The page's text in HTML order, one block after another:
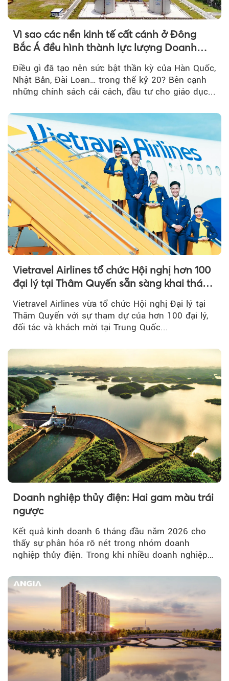
Vì sao các nền kinh tế cất cánh ở Đông
Bắc Á đều hình thành lực lượng Doanh
Điều gì đã tạo nên sức bật thần kỳ của Hàn Quốc,
Nhật Bản, Đài Loan… trong thế kỷ 20? Bên cạnh
những chính sách cải cách, đầu tư cho giáo dục...
Vietravel Airlines tổ chức Hội nghị hơn 100
đại lý tại Thâm Quyến sẵn sàng khai thác
đường bay thẳng TP.HCM - Thâm Quyến
Vietravel Airlines vừa tổ chức Hội nghị Đại lý tại
Thâm Quyến với sự tham dự của hơn 100 đại lý,
đối tác và khách mời tại Trung Quốc...
Doanh nghiệp thủy điện: Hai gam màu trái
ngược
Kết quả kinh doanh 6 tháng đầu năm 2026 cho
thấy sự phân hóa rõ nét trong nhóm doanh
nghiệp thủy điện. Trong khi nhiều doanh nghiệp